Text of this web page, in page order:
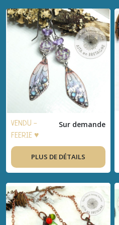
FEMMES
VENDU -
FEERIE ♥
Boucles
d'oreilles
bohèmes,
artisanal,
acier inox,
verre filé,
cuivre émaillé
Sur demande
PLUS DE DÉTAILS